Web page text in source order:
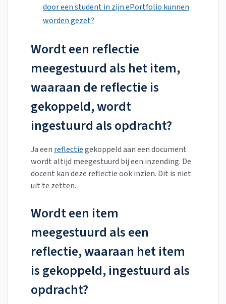
door een student in zijn ePortfolio kunnen
worden gezet?
Wordt een reflectie
meegestuurd als het item,
waaraan de reflectie is
gekoppeld, wordt
ingestuurd als opdracht?
Ja een reflectiegekoppeld aan een document
wordt altijd meegestuurd bij een inzending. De
docent kan deze reflectie ook inzien. Dit is niet
uit te zetten.
Wordt een item
meegestuurd als een
reflectie, waaraan het item
is gekoppeld, ingestuurd als
opdracht?